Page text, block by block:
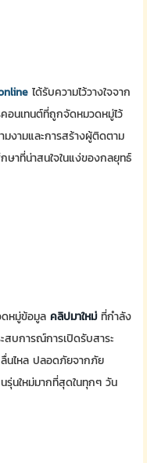
ได้รับความไว้วางใจจาก
อนเทนต์ที่ถูกจัดหมวดหมู่ไว้
มงามและการสร้างผู้ติดตาม
าที่น่าสนใจในแง่ของกลยุทธ์
ดหมู่ข้อมูล คลิปมาใหม่ที่กำลัง
สบการณ์การเปิดรับสาระ
นไหล ปลอดภัยจากภัย
รุ่นใหม่มากที่สุดในทุกๆ วัน